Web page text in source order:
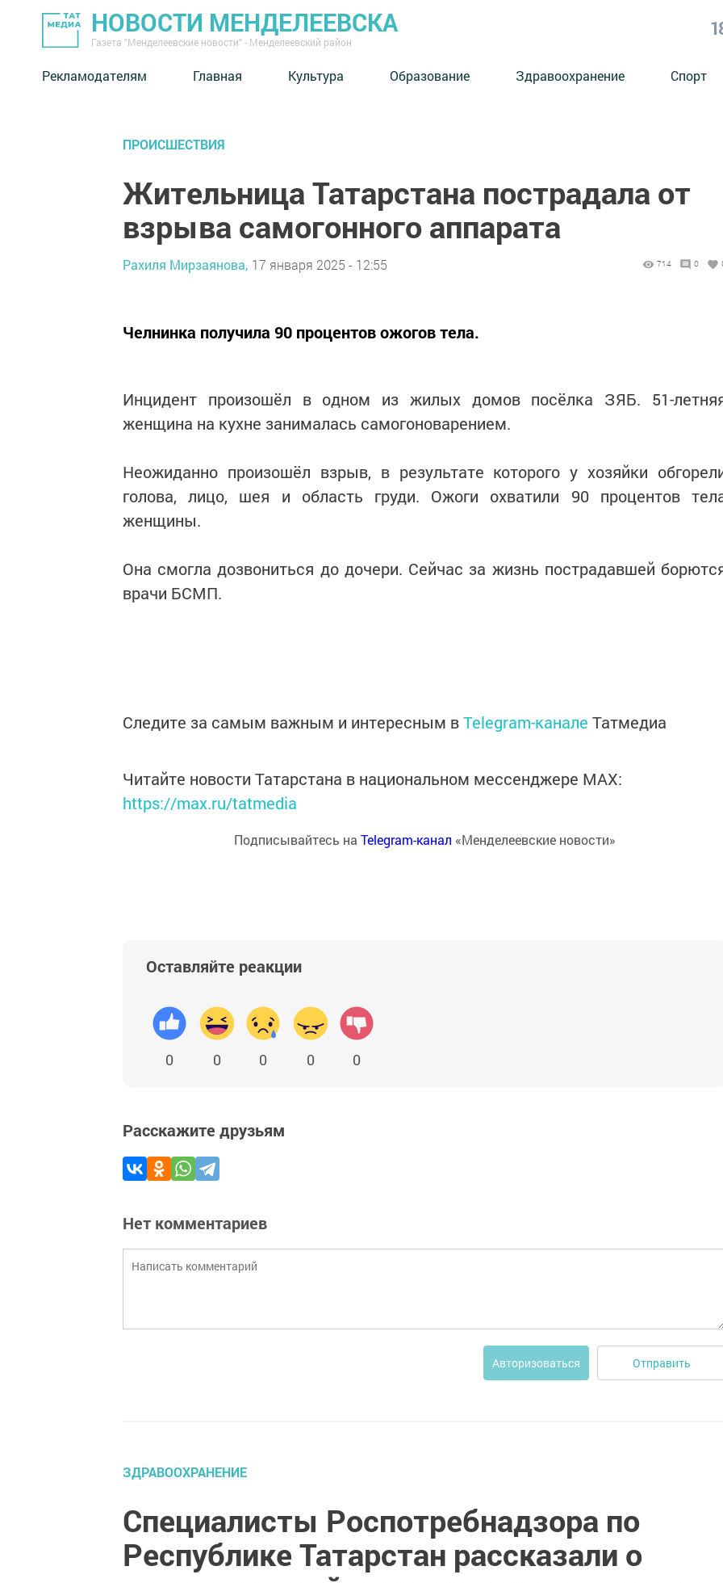
НОВОСТИ МЕНДЕЛЕЕВСКА
Газета "Менделеевские новости" - Менделеевский район
Рекламодателям Главная Культура Образование Здравоохранение Спорт
ПРОИСШЕСТВИЯ
Жительница Татарстана пострадала от
взрыва самогонного аппарата
Рахиля Мирзаянова, 17 января 2025 - 12:55 714 0
Челнинка получила 90 процентов ожогов тела.
Инцидент произошёл в одном из жилых домов посёлка ЗЯБ. 51-
женщина на кухне занималась самогоноварением.
Неожиданно произошёл взрыв, в результате которого у хозяйки
голова, лицо, шея и область груди. Ожоги охватили 90 процентов
женщины.
Она смогла дозвониться до дочери. Сейчас за жизнь пострадавшей
врачи БСМП.
Следите за самым важным и интересным вTelegram-канале Татмедиа
Читайте новости Татарстана в национальном мессенджере MАХ:
https://max.ru/tatmedia
Подписывайтесь на Telegram-канал «Менделеевские новости»
Оставляйте реакции
0 0 0 0 0
Расскажите друзьям
Нет комментариев
Авторизоваться Отправить
ЗДРАВООХРАНЕНИЕ
Специалисты Роспотребнадзора по
Республике Татарстан рассказали о